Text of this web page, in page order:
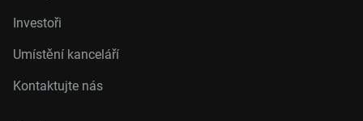
Investoři
Umístění kanceláří
Kontaktujte nás